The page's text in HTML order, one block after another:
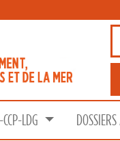
LDG